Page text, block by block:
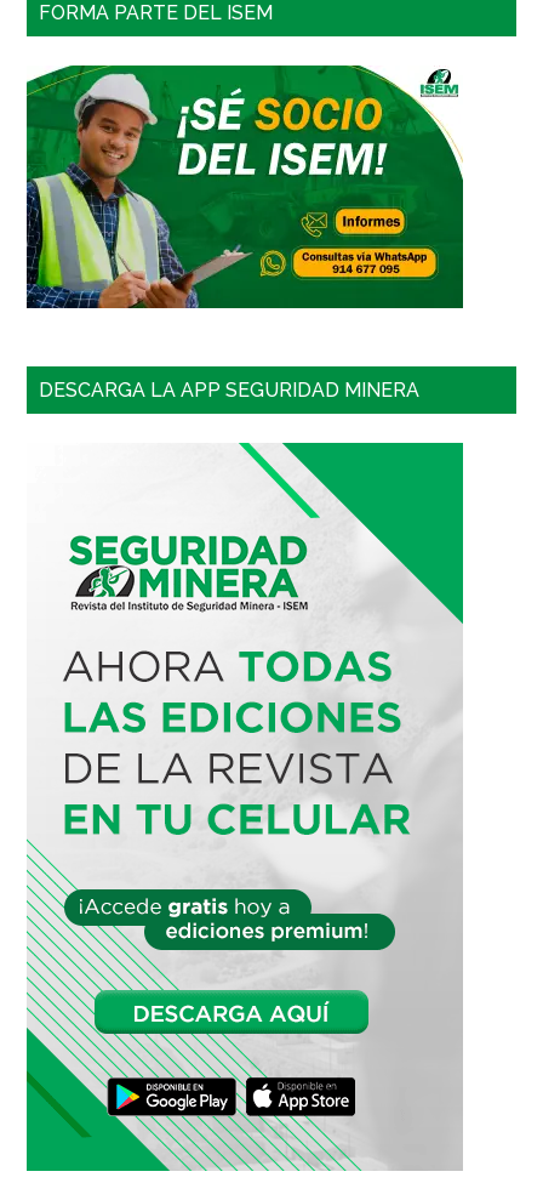
FORMA PARTE DEL ISEM
DESCARGA LA APP SEGURIDAD MINERA